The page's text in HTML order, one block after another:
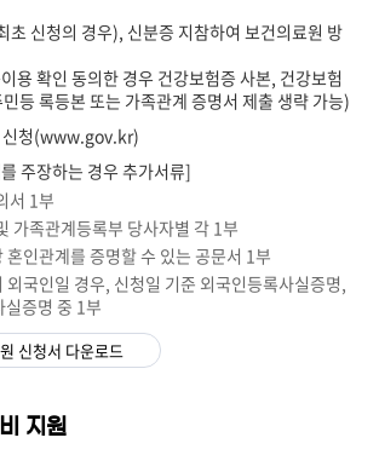
초 신청의 경우), 신분증 지참하여 보건의료원 방
용 확인 동의한 경우 건강보험증 사본, 건강보험
등 록등본 또는 가족관계 증명서 제출 생략 가능)
신청(www.gov.kr)
주장하는 경우 추가서류]
서 1부
가족관계등록부 당사자별 각 1부
혼인관계를 증명할 수 있는 공문서 1부
국인일 경우, 신청일 기준 외국인등록사실증명,
증명 중 1부
신청서 다운로드
지원